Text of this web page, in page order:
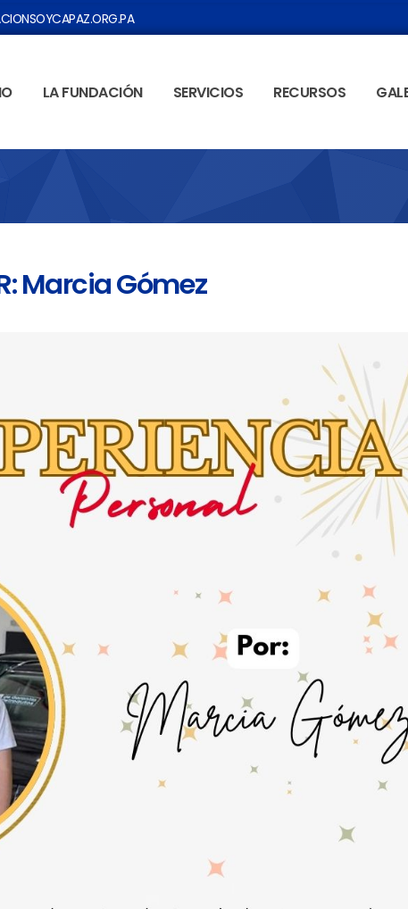
LA FUNDACIÓN SERVICIOS RECURSOS
Marcia Gómez